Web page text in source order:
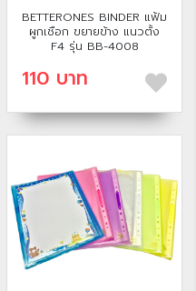
BETTERONES BINDER แฟ้ม
ผูกเชือก ขยายข้าง แนวตั้ง
F4 รุ่น BB-4008
110 บาท